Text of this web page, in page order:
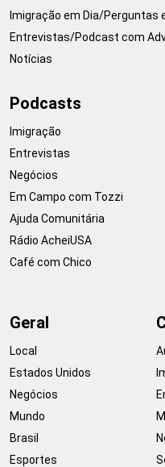
Imigração em Dia/Perguntas
Entrevistas/Podcast com
Notícias
Podcasts
Imigração
Entrevistas
Negócios
Em Campo com Tozzi
Ajuda Comunitária
Rádio AcheiUSA
Café com Chico
Geral
Local
Estados Unidos
Negócios
Mundo
Brasil
Esportes